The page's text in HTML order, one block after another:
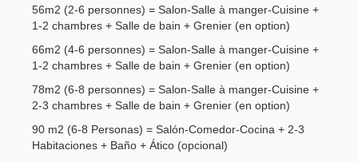
56m2 (2-6 personnes) = Salon-Salle à manger-Cuisine +
1-2 chambres + Salle de bain + Grenier (en option)
66m2 (4-6 personnes) = Salon-Salle à manger-Cuisine +
1-2 chambres + Salle de bain + Grenier (en option)
78m2 (6-8 personnes) = Salon-Salle à manger-Cuisine +
2-3 chambres + Salle de bain + Grenier (en option)
90 m2 (6-8 Personas) = Salón-Comedor-Cocina + 2-3
Habitaciones + Baño + Ático (opcional)